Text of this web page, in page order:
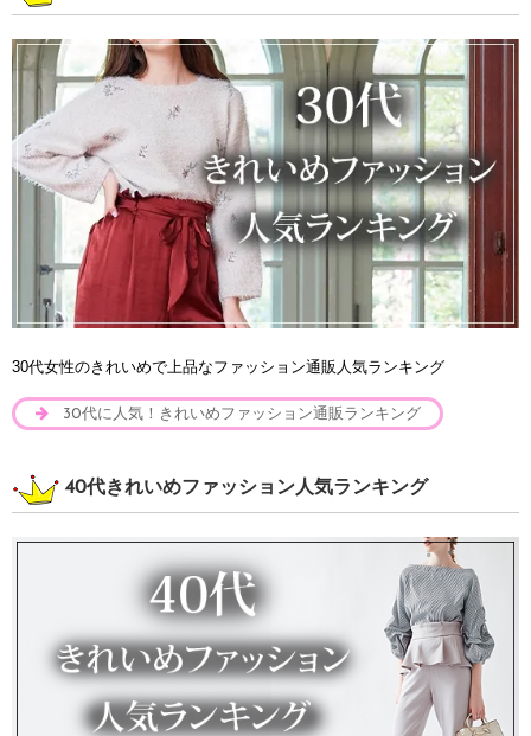
30代女性のきれいめで上品なファッション通販人気ランキング
30代に人気！きれいめファッション通販ランキング
40代きれいめファッション人気ランキング